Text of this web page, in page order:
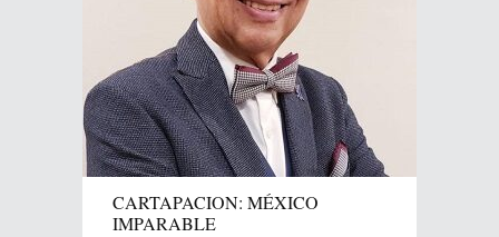
CARTAPACION: MÉXICO
IMPARABLE